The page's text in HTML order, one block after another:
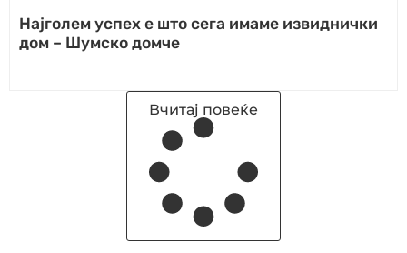
Најголем успех е што сега имаме извиднички
дом – Шумско домче
Вчитај повеќе